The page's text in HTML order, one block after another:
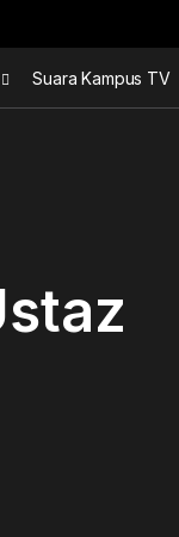
Suara Kampus TV